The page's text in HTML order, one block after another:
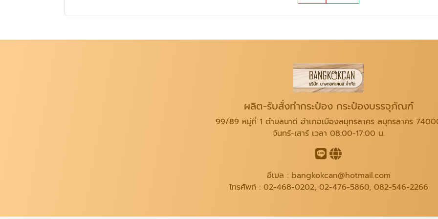
ผลิต-รับสั่งทำกระป๋อง กระป๋องบรรจุภัณฑ์
99/89 หมู่ที่ 1 ตำบลนาดี อำเภอเมืองสมุทรสาคร สมุทรสาคร
จันทร์-เสาร์ เวลา 08:00-17:00 น.
อีเมล : bangkokcan@hotmail.com
โทรศัพท์ : 02-468-0202, 02-476-5860, 082-546-2266